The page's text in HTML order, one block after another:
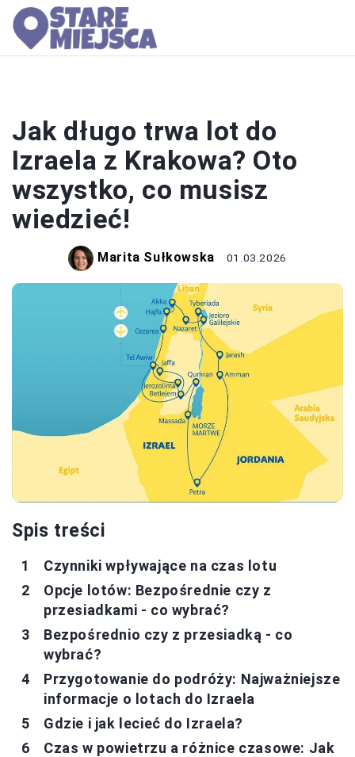
Jak długo trwa lot do
Izraela z Krakowa? Oto
wszystko, co musisz
wiedzieć!
Marita Sułkowska 01.03.2026
Spis treści
Czynniki wpływające na czas lotu
Opcje lotów: Bezpośrednie czy z
przesiadkami - co wybrać?
Bezpośrednio czy z przesiadką - co
wybrać?
Przygotowanie do podróży: Najważniejsze
informacje o lotach do Izraela
Gdzie i jak lecieć do Izraela?
Czas w powietrzu a różnice czasowe: Jak